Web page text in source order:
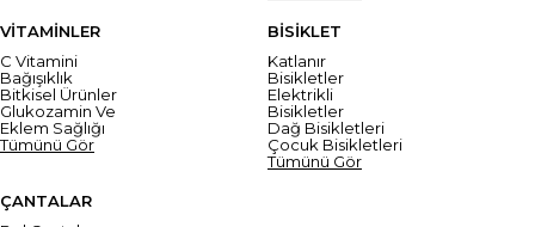
VİTAMİNLER
C Vitamini
Bağışıklık
Bitkisel Ürünler
Glukozamin Ve
Eklem Sağlığı
Tümünü Gör
BİSİKLET
Katlanır
Bisikletler
Elektrikli
Bisikletler
Dağ Bisikletleri
Çocuk Bisikletleri
Tümünü Gör
ÇANTALAR